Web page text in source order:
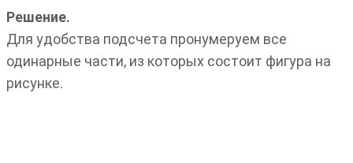
Решение.
Для удобства подсчета пронумеруем все
одинарные части, из которых состоит фигура на
рисунке.